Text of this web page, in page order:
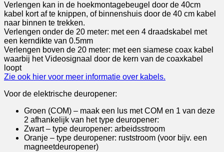
Verlengen kan in de hoekmontagebeugel door de 40cm
kabel kort af te knippen, of binnenshuis door de 40 cm kabel
naar binnen te trekken.
Verlengen onder de 20 meter: met een 4 draadskabel met
een kerndikte van 0.5mm
Verlengen boven de 20 meter: met een siamese coax kabel
waarbij het Videosignaal door de kern van de coaxkabel
loopt
Zie ook hier voor meer informatie over kabels.
Voor de elektrische deuropener:
Groen (COM) – maak een lus met COM en 1 van deze
2 afhankelijk van het type deuropener:
Zwart – type deuropener: arbeidsstroom
Oranje – type deuropener: ruststroom (voor bijv. een
magneetdeuropener)